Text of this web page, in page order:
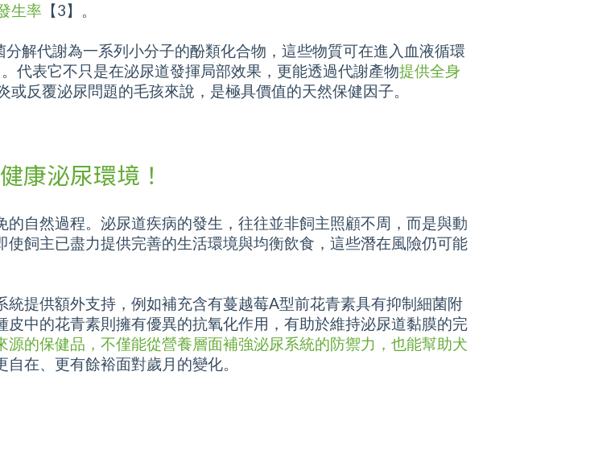
生率 【3】。
解代謝為一系列小分子的酚類化合物，這些物質可在進入血液循環
。代表它不只是在泌尿道發揮局部效果，更能透過代謝產物提供全身
或反覆泌尿問題的毛孩來說，是極具價值的天然保健因子。
康泌尿環境！
自然過程。泌尿道疾病的發生，往往並非飼主照顧不周，而是與動
飼主已盡力提供完善的生活環境與均衡飲食，這些潛在風險仍可能
提供額外支持，例如補充含有蔓越莓A型前花青素具有抑制細菌附
中的花青素則擁有優異的抗氧化作用，有助於維持泌尿道黏膜的完
源的保健品，不僅能從營養層面補強泌尿系統的防禦力，也能幫助犬
自在、更有餘裕面對歲月的變化。